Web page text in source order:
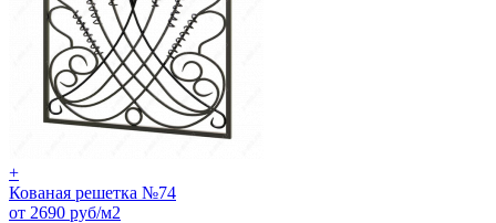
+
Кованая решетка №74
от 2690 руб/м2